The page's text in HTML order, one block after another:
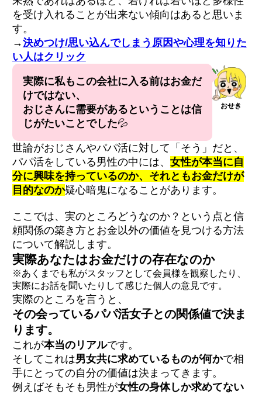
を受け入れることが出来ない傾向はあると思いま
す。
→決めつけ/思い込んでしまう原因や心理を知りた
い人はクリック
おせき
実際に私もこの会社に入る前はお金だ
けではない、
おじさんに需要があるということは信
じがたいことでした💦
世論がおじさんやパパ活に対して「そう」だと、
パパ活をしている男性の中には、 女性が本当に自
分に興味を持っているのか、それともお金だけが
目的なのか疑心暗鬼になることがあります。
ここでは、実のところどうなのか？という点と信
頼関係の築き方とお金以外の価値を見つける方法
について解説します。
実際あなたはお金だけの存在なのか
※あくまでも私がスタッフとして会員様を観察したり、
実際にお話を聞いたりして感じた個人の意見です。
実際のところを言うと、
その会っているパパ活女子との関係値で決ま
ります。
これが本当のリアルです。
そしてこれは男女共に求めているものが何かで相
手にとっての自分の価値は決まってきます。
例えばそもそも男性が女性の身体しか求めてない